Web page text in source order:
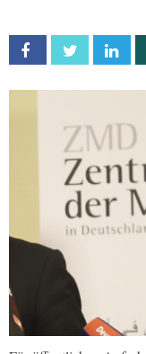
Facebook Twitter